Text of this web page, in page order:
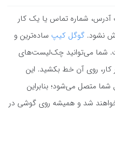
آدرس، شماره تماس یا یک کار
نشود. گوگل کیپ ساده‌ترین و
شما می‌توانید چک‌لیست‌های
کار، روی آن خط بکشید. این
متصل می‌شود؛ بنابراین
شد و همیشه روی گوشی در